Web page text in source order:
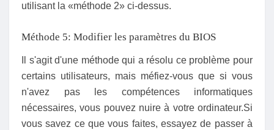
utilisant la «méthode 2» ci-dessus.
Méthode 5: Modifier les paramètres du BIOS
Il s'agit d'une méthode qui a résolu ce problème pour
certains utilisateurs, mais méfiez-vous que si vous
n'avez pas les compétences informatiques
nécessaires, vous pouvez nuire à votre ordinateur.Si
vous savez ce que vous faites, essayez de passer à